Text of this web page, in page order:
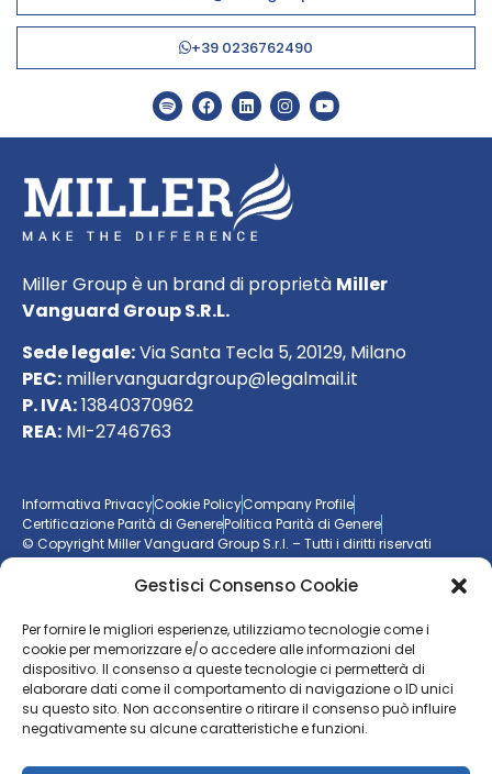
Gestisci Consenso Cookie
Per fornire le migliori esperienze, utilizziamo tecnologie come i
cookie per memorizzare e/o accedere alle informazioni del
dispositivo. Il consenso a queste tecnologie ci permetterà di
elaborare dati come il comportamento di navigazione o ID unici
su questo sito. Non acconsentire o ritirare il consenso può influire
negativamente su alcune caratteristiche e funzioni.
+39 0236762490
Miller Group è un brand di proprietà Miller
Vanguard Group S.R.L.
Sede legale:Via Santa Tecla 5, 20129, Milano
PEC: millervanguardgroup@legalmail.it
P. IVA:13840370962
REA: MI-2746763
Informativa PrivacyCookie PolicyCompany Profile
Certificazione Parità di GenerePolitica Parità di Genere
© Copyright Miller Vanguard Group S.r.l. – Tutti i diritti riservati
Vuoi essere aggiornato sul mondo delle imprese?
Resta sempre un passo avanti con la nostranewsletter
ISCRIVITI ALLA NEWSLETTER